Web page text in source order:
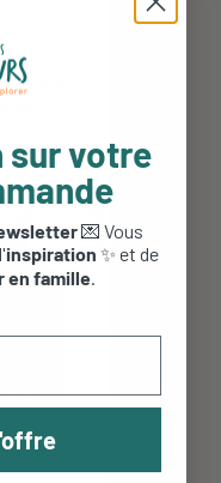
et 67
du...
-20%
sur votre
💌 Vous
inspiration ✨ et de
en famille.